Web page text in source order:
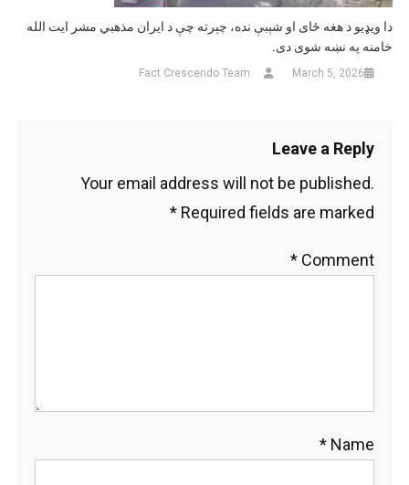
دا ویډیو د هغه ځای او شېبې نده، چېرته چې د ایران مذهبي مشر ایت الله
خامنه په نښه شوی دی.
March 5, 2026
Fact Crescendo Team
Leave a Reply
Your email address will not be published.
Required fields are marked
*
Comment
*
Name
*